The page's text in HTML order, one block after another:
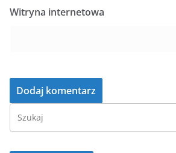
Witryna internetowa